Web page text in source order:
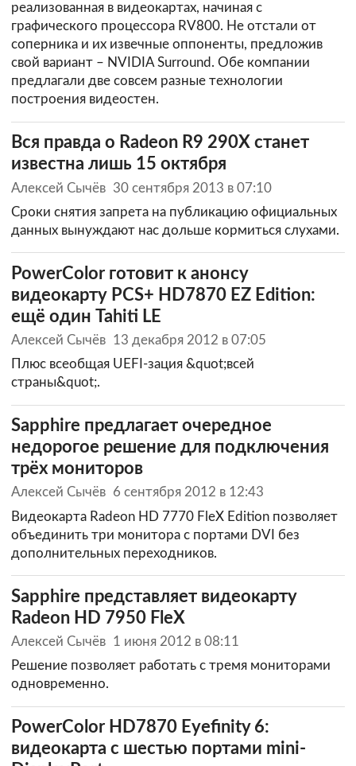
реализованная в видеокартах, начиная с
графического процессора RV800. Не отстали от
соперника и их извечные оппоненты, предложив
свой вариант – NVIDIA Surround. Обе компании
предлагали две совсем разные технологии
построения видеостен.
Вся правда о Radeon R9 290X станет
известна лишь 15 октября
Алексей Сычёв 30 сентября 2013 в 07:10
Сроки снятия запрета на публикацию официальных
данных вынуждают нас дольше кормиться слухами.
PowerColor готовит к анонсу
видеокарту PCS+ HD7870 EZ Edition:
ещё один Tahiti LE
Алексей Сычёв 13 декабря 2012 в 07:05
Плюс всеобщая UEFI-зация &quot;всей
страны&quot;.
Sapphire предлагает очередное
недорогое решение для подключения
трёх мониторов
Алексей Сычёв 6 сентября 2012 в 12:43
Видеокарта Radeon HD 7770 FleX Edition позволяет
объединить три монитора с портами DVI без
дополнительных переходников.
Sapphire представляет видеокарту
Radeon HD 7950 FleX
Алексей Сычёв 1 июня 2012 в 08:11
Решение позволяет работать с тремя мониторами
одновременно.
PowerColor HD7870 Eyefinity 6:
видеокарта с шестью портами mini-